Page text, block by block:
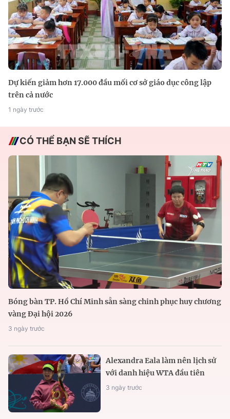
Dự kiến giảm hơn 17.000 đầu mối cơ sở giáo dục công lập
trên cả nước
1 ngày trước
CÓ THỂ BẠN SẼ THÍCH
Bóng bàn TP. Hồ Chí Minh sẵn sàng chinh phục huy chương
vàng Đại hội 2026
3 ngày trước
Alexandra Eala làm nên lịch sử
với danh hiệu WTA đầu tiên
3 ngày trước